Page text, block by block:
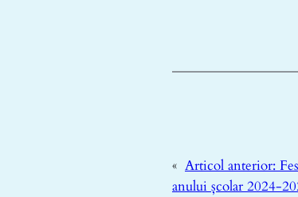
« Articol anterior:
anului școlar 2024-